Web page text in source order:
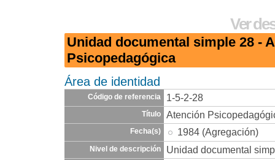
Ver
Unidad documental simple 28 -
Psicopedagógica
Área de identidad
Código de referencia 1-5-2-28
Título Atención
Fecha(s) 1984 (Agregación)
Nivel de descripción Unidad documental